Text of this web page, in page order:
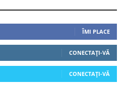
ÎMI PLACE
CONECTAȚI-VĂ
CONECTAȚI-VĂ